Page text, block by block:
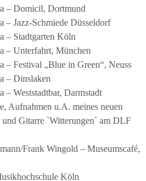
– Domicil, Dortmund
– Jazz-Schmiede Düsseldorf
– Stadtgarten Köln
– Unterfahrt, München
– Festival „Blue in Green“, Neuss
– Dinslaken
– Weststadtbar, Darmstadt
Aufnahmen u.A. meines neuen
Gitarre `Witterungen´ am DLF
Frank Wingold – Museumscafé,
Köln